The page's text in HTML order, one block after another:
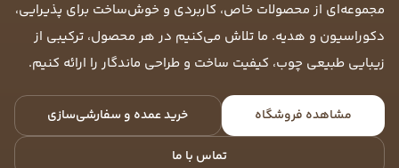
مجموعه‌ای از محصولات خاص، کاربردی و خوش‌ساخت برای پذیرایی،
دکوراسیون و هدیه. ما تلاش می‌کنیم در هر محصول، ترکیبی از
زیبایی طبیعی چوب، کیفیت ساخت و طراحی ماندگار را ارائه کنیم.
مشاهده فروشگاه خرید عمده و سفارشی‌سازی
تماس با ما